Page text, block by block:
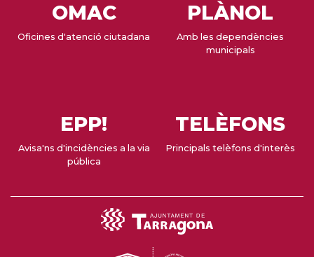
OMAC
Oficines d'atenció ciutadana
PLÀNOL
Amb les dependències
municipals
EPP!
Avisa'ns d'incidències a la via
pública
TELÈFONS
Principals telèfons d'interès